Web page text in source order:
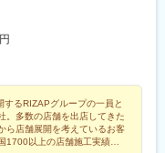
るRIZAPグループの一員と
。多数の店舗を出店してきた
ら店舗展開を考えているお客
1700以上の店舗施工実績を